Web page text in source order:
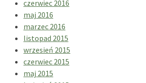
czerwiec 2016
maj 2016
marzec 2016
listopad 2015
wrzesień 2015
czerwiec 2015
maj 2015